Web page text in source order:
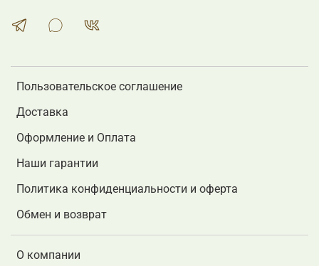
Пользовательское соглашение
Доставка
Оформление и Оплата
Наши гарантии
Политика конфиденциальности и оферта
Обмен и возврат
О компании